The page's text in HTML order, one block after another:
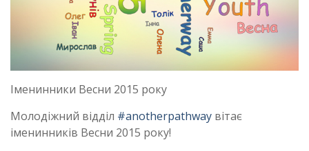
Іменинники Весни 2015 року
Молодіжний відділ #anotherpathway вітає
іменинників Весни 2015 року!